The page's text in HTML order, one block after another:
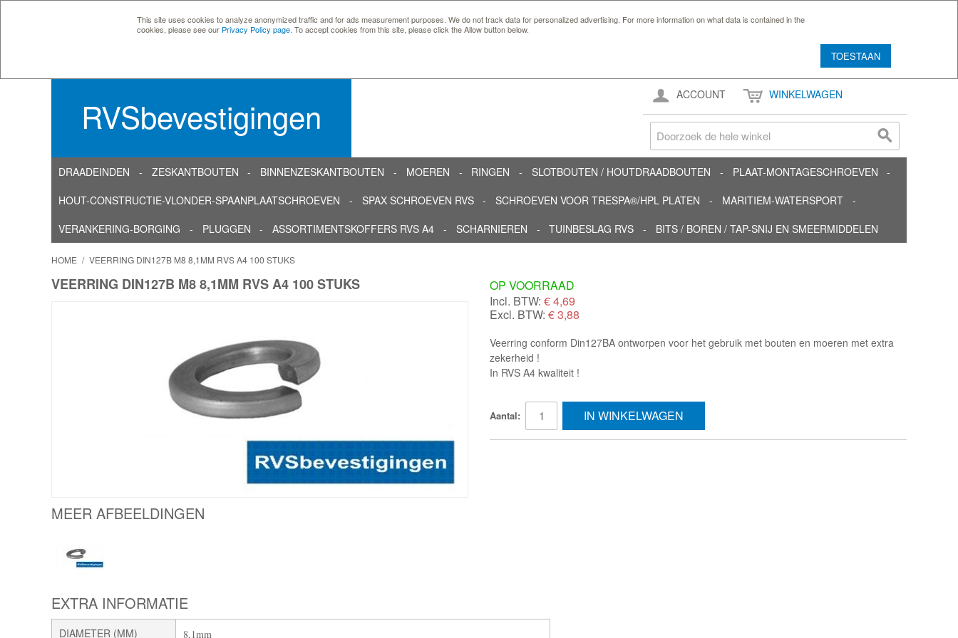
This site uses cookies to analyze anonymized traffic and for ads measurement purposes. We do not track data for personalized advertising. For more information on what data is contained in the
cookies, please see our Privacy Policy page . To accept cookies from this site, please click the Allow button below.
TOESTAAN
RVSbevestigingen
ACCOUNT WINKELWAGEN
DRAADEINDEN ZESKANTBOUTEN BINNENZESKANTBOUTEN MOEREN RINGEN SLOTBOUTEN / HOUTDRAADBOUTEN
PLAAT-MONTAGESCHROEVEN
HOUT-CONSTRUCTIE-VLONDER-SPAANPLAATSCHROEVEN
SPAX SCHROEVEN RVS SCHROEVEN VOOR TRESPA®/HPL PLATEN
MARITIEM-WATERSPORT
VERANKERING-BORGING
PLUGGEN ASSORTIMENTSKOFFERS RVS A4 SCHARNIEREN TUINBESLAG RVS BITS / BOREN / TAP-SNIJ EN SMEERMIDDELEN
HOME / VEERRING DIN127B M8 8,1MM RVS A4 100 STUKS
VEERRING DIN127B M8 8,1MM RVS A4 100 STUKS
MEER AFBEELDINGEN
OP VOORRAAD
Incl. BTW: €4,69
Excl. BTW: € 3,88
Veerring conform Din127BA ontworpen voor het gebruik met bouten en moeren met extra
zekerheid !
In RVS A4 kwaliteit !
Aantal: IN WINKELWAGEN
EXTRA INFORMATIE
DIAMETER (MM) 8,1mm